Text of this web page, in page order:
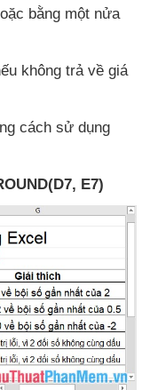
bằng một nửa
không trả về giá
cách sử dụng
, E7)